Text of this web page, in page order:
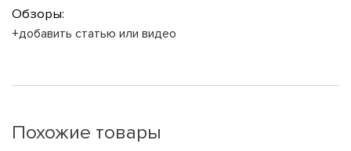
Обзоры:
+добавить статью или видео
Похожие товары